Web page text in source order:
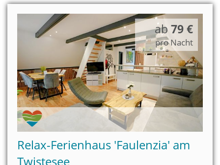
Relax-Ferienhaus 'Faulenzia' am
Twistesee
ab79 €
pro Nacht